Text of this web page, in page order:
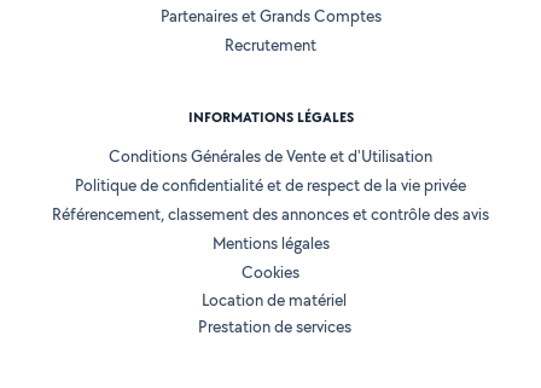
Partenaires et Grands Comptes
Recrutement
INFORMATIONS LÉGALES
Conditions Générales de Vente et d'Utilisation
Politique de confidentialité et de respect de la vie privée
Référencement, classement des annonces et contrôle des avis
Mentions légales
Cookies
Location de matériel
Prestation de services